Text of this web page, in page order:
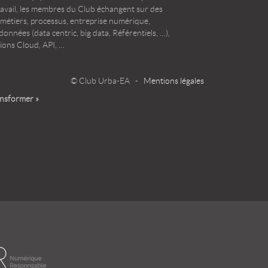
les membres du Club échangent sur des
processus, entreprise numérique,
(data centric, big data, Référentiels, …),
Cloud, API, …
© Club Urba-EA - Mentions légales
»